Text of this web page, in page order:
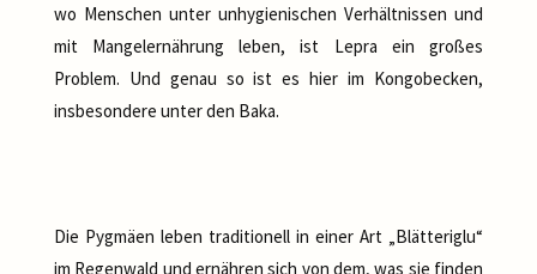
wo Menschen unter unhygienischen Verhältnissen und
mit Mangelernährung leben, ist Lepra ein großes
Problem. Und genau so ist es hier im Kongobecken,
insbesondere unter den Baka.
Die Pygmäen leben traditionell in einer Art „Blätteriglu“
im Regenwald und ernähren sich von dem, was sie finden